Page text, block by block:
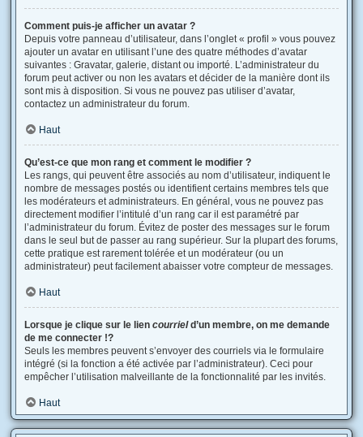
Comment puis-je afficher un avatar ?
Depuis votre panneau d’utilisateur, dans l’onglet « profil » vous pouvez
ajouter un avatar en utilisant l’une des quatre méthodes d’avatar
suivantes : Gravatar, galerie, distant ou importé. L’administrateur du
forum peut activer ou non les avatars et décider de la manière dont ils
sont mis à disposition. Si vous ne pouvez pas utiliser d’avatar,
contactez un administrateur du forum.
Haut
Qu’est-ce que mon rang et comment le modifier ?
Les rangs, qui peuvent être associés au nom d’utilisateur, indiquent le
nombre de messages postés ou identifient certains membres tels que
les modérateurs et administrateurs. En général, vous ne pouvez pas
directement modifier l’intitulé d’un rang car il est paramétré par
l’administrateur du forum. Évitez de poster des messages sur le forum
dans le seul but de passer au rang supérieur. Sur la plupart des forums,
cette pratique est rarement tolérée et un modérateur (ou un
administrateur) peut facilement abaisser votre compteur de messages.
Haut
Lorsque je clique sur le lien courrield’un membre, on me demande
de me connecter !?
Seuls les membres peuvent s’envoyer des courriels via le formulaire
intégré (si la fonction a été activée par l’administrateur). Ceci pour
empêcher l’utilisation malveillante de la fonctionnalité par les invités.
Haut